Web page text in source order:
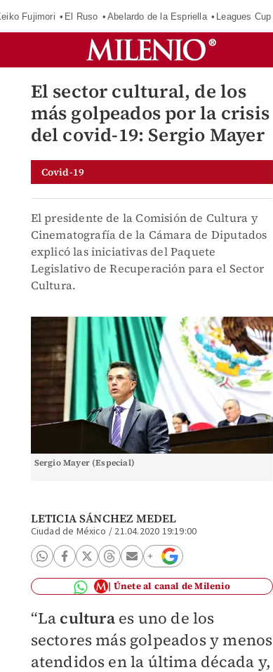
Fujimori El Ruso Abelardo de la Espriella Leagues Cup
El sector cultural, de los
más golpeados por la crisis
del covid-19: Sergio Mayer
Covid-19
El presidente de la Comisión de Cultura y
Cinematografía de la Cámara de Diputados
explicó las iniciativas del Paquete
Legislativo de Recuperación para el Sector
Cultura.
Sergio Mayer (Especial)
LETICIA SÁNCHEZ MEDEL
Ciudad de México / 21.04.2020 19:19:00
Únete al canal de Milenio
“La cultura es uno de los
sectores más golpeados y menos
atendidos en la última década y,